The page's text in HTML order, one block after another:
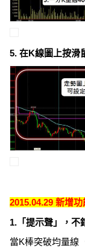
5. 在K線圖上按滑
2015.04.29 新增功
1.「提示聲」，不
當K棒突破均量線